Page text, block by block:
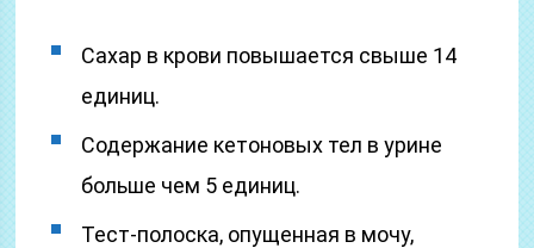
Сахар в крови повышается свыше 14
единиц.
Содержание кетоновых тел в урине
больше чем 5 единиц.
Тест-полоска, опущенная в мочу,